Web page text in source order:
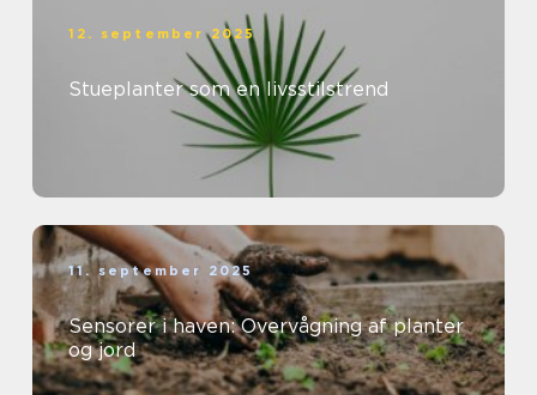
12. september 2025
Stueplanter som en livsstilstrend
11. september 2025
Sensorer i haven: Overvågning af planter
og jord